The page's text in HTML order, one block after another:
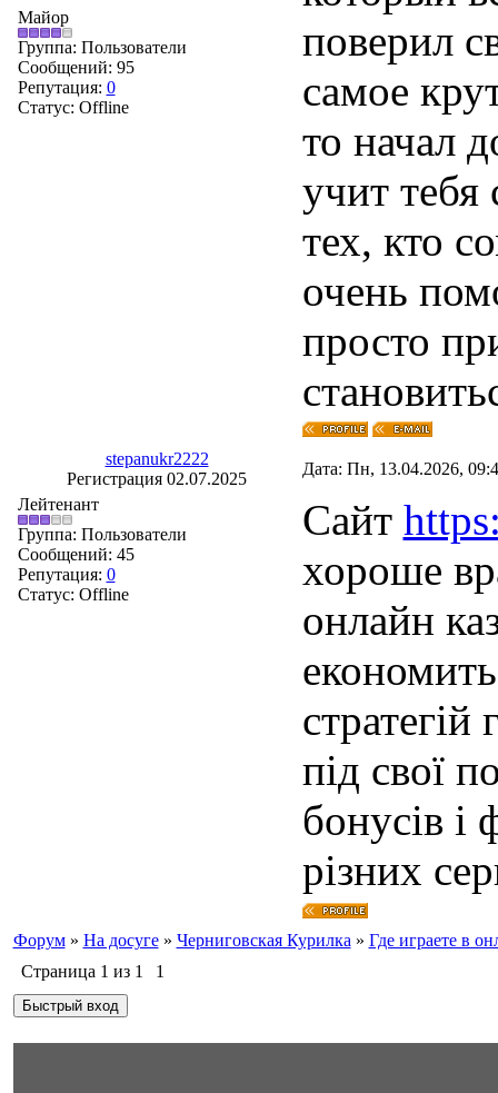
Майор
Группа: Пользователи
Сообщений: 95
Репутация: 0
Статус: Offline
поверил
самое
то начал
учит
тех, кто
очень
просто
stepanukr2222
Регистрация 02.07.2025
Дата: Пн, 13.04.2026,
Лейтенант
Группа: Пользователи
Сообщений: 45
Репутация: 0
Статус: Offline
Сайт
хороше
онлайн
під свої
бонусів і
різних
Форум » На досуге » Черниговская Курилка » Где играете в
Страница 1 из 1 1